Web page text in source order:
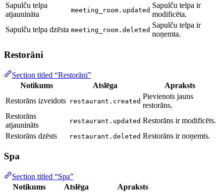
Sapulču telpa
atjaunināta
meeting_room.updated
Sapulču telpa ir
modificēta.
Sapulču telpa dzēsta meeting_room.deleted
Sapulču telpa ir
noņemta.
Restorāni
Section titled “Restorāni”
Notikums
Atslēga
Apraksts
Restorāns izveidots restaurant.created
Pievienots jauns
restorāns.
Restorāns
atjaunināts
restaurant.updated Restorāns ir modificēts.
Restorāns dzēsts
restaurant.deleted Restorāns ir noņemts.
Spa
Section titled “Spa”
Notikums
Atslēga
Apraksts